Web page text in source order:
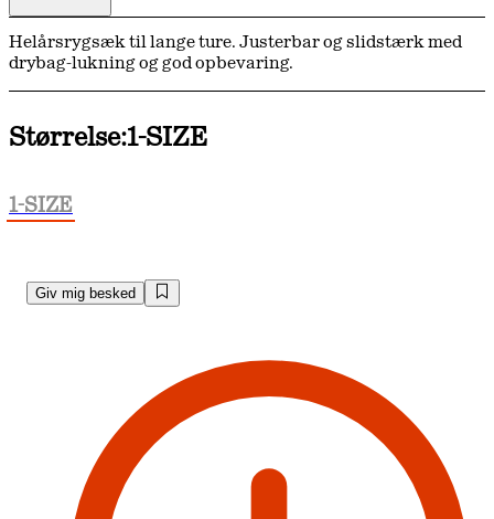
Giv mig besked
Helårsrygsæk til lange ture. Justerbar og slidstærk med
drybag-lukning og god opbevaring.
Størrelse:1-SIZE
1-SIZE